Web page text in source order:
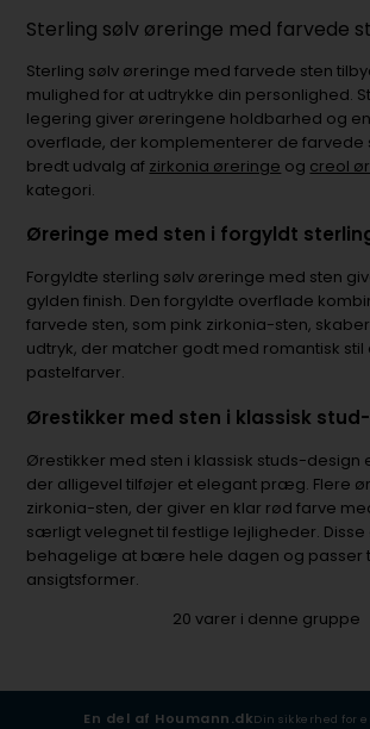
Sterling sølv øreringe med farvede
Sterling sølv øreringe med farvede sten
mulighed for at udtrykke din personlighed.
legering giver øreringene holdbarhed og
overflade, der komplementerer de farvede
bredt udvalg af zirkonia øreringe og creol
kategori.
Øreringe med sten i forgyldt
Forgyldte sterling sølv øreringe med sten
gylden finish. Den forgyldte overflade
farvede sten, som pink zirkonia-sten,
udtryk, der matcher godt med romantisk stil
pastelfarver.
Ørestikker med sten i klassisk
Ørestikker med sten i klassisk studs-design
der alligevel tilføjer et elegant præg. Flere
zirkonia-sten, der giver en klar rød farve
særligt velegnet til festlige lejligheder. Disse
behagelige at bære hele dagen og passer
ansigtsformer.
20 varer i denne gruppe
En del af Houmann.dkDin sikkerhed for